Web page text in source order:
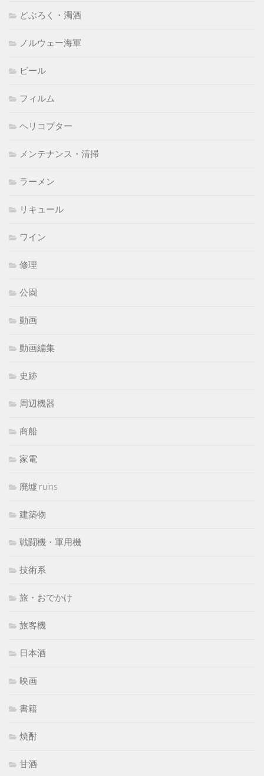
どぶろく・濁酒
ノルウェー海軍
ビール
フィルム
ヘリコプター
メンテナンス・清掃
ラーメン
リキュール
ワイン
修理
公園
動画
動画編集
史跡
周辺機器
商船
家電
廃墟 ruins
建築物
戦闘機・軍用機
技術系
旅・おでかけ
旅客機
日本酒
映画
書籍
焼酎
甘酒